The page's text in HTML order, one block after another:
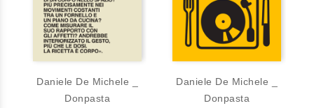
Daniele De Michele _
Donpasta
Daniele De Michele _
Donpasta